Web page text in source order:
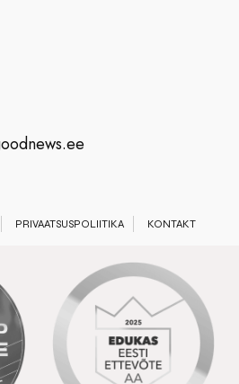
PRIVAATSUSPOLIITIKA KONTAKT